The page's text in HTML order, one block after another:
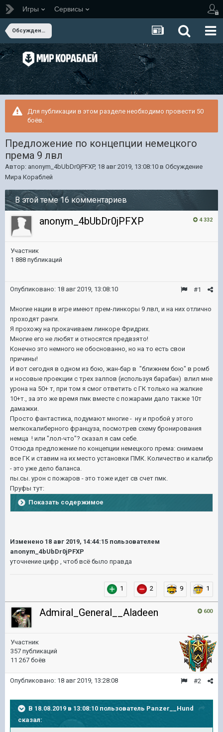
Игры Сервисы
Обсуждение Мира Кораблей
Для публикации в этом разделе необходимо провести 50
боёв.
Предложение по концепции немецкого
према 9 лвл
Автор: anonym_4bUbDr0jPFXP, 18 авг 2019, 13:08:10 в Обсуждение
Мира Кораблей
В этой теме 16 комментариев
4 332
anonym_4bUbDr0jPFXP
Участник
1 888 публикаций
#1
Опубликовано: 18 авг 2019, 13:08:10
Многие нации в игре имеют прем-линкоры 9 лвл, и на них отлично
проходят ранги.
Я прохожу на прокачиваем линкоре Фридрих.
Многие его не любят и относятся предвзято!
Конечно это немного не обоснованно, но на то есть свои
причины!
И вот сегодня в одном из бою, жан-бар в "ближнем бою" в ромб
и носовые проекции с трех залпов (используя барабан) влил мне
урона на 50+ т, при том я смог ответить с ГК только на жалкие
10+т., за это же время пмк вместе с пожарами дало также 10т
дамажки.
Просто фантастика, подумают многие - ну и пробой у этого
мелкокалиберного француза, посмотрев схему бронирования
немца ! или "лол-что"? сказал я сам себе.
Отсюда предложение по концепции немецкого према: снимаем
все ГК и ставим на их место установки ПМК. Количество и калибр
- это уже дело баланса.
пы.сы. урон с пожаров - это тоже идет св счет пмк.
Пруфы тут:
Показать содержимое
Изменено 18 авг 2019, 14:44:15 пользователем
anonym_4bUbDr0jPFXP
уточнение цифр , чтоб всё было правда
1 2 9 1
600
Admiral_General__Aladeen
Участник
357 публикаций
11 267 боёв
#2
Опубликовано: 18 авг 2019, 13:28:08
В 18.08.2019 в 13:08:10 пользователь Panzer__Hund
сказал: